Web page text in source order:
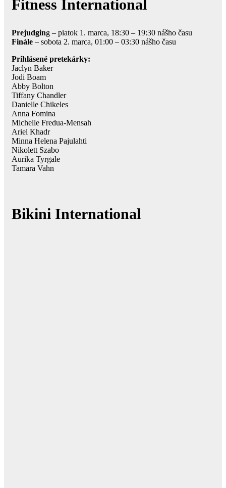
Fitness International
Prejudging – piatok 1. marca, 18:30 – 19:30 nášho času
Finále – sobota 2. marca, 01:00 – 03:30 nášho času
Prihlásené pretekárky:
Jaclyn Baker
Jodi Boam
Abby Bolton
Tiffany Chandler
Danielle Chikeles
Anna Fomina
Michelle Fredua-Mensah
Ariel Khadr
Minna Helena Pajulahti
Nikolett Szabo
Aurika Tyrgale
Tamara Vahn
Bikini International